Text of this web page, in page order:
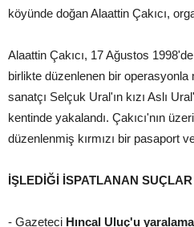
köyünde doğan Alaattin Çakıcı,
Alaattin Çakıcı, 17 Ağustos
birlikte düzenlenen bir operasyonla
sanatçı Selçuk Ural'ın kızı Aslı
kentinde yakalandı. Çakıcı'nın
düzenlenmiş kırmızı bir pasaport
İŞLEDİĞİ İSPATLANAN
- Gazeteci Hıncal Uluç'u